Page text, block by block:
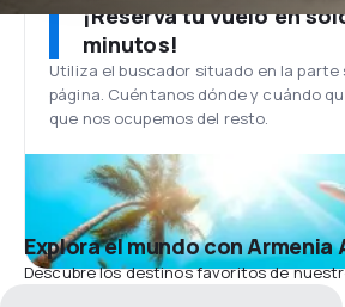
¡Reserva tu vuelo en
minutos!
Utiliza el buscador situado en la parte
página. Cuéntanos dónde y cuándo
que nos ocupemos del resto.
Explora el mundo con Armenia
Descubre los destinos favoritos de